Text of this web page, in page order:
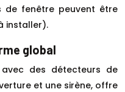
de fenêtre peuvent être
installer).
global
des détecteurs de
et une sirène, offre